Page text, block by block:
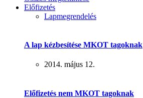
Előfizetés
Lapmegrendelés
A lap kézbesítése MKOT tagoknak
2014. május 12.
Előfizetés nem MKOT tagoknak